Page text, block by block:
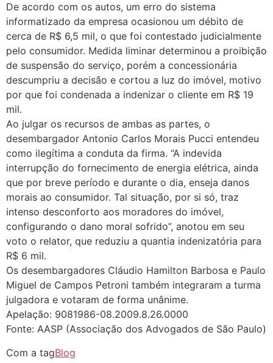
De acordo com os autos, um erro do sistema
informatizado da empresa ocasionou um débito de
cerca de R$ 6,5 mil, o que foi contestado judicialmente
pelo consumidor. Medida liminar determinou a proibição
de suspensão do serviço, porém a concessionária
descumpriu a decisão e cortou a luz do imóvel, motivo
por que foi condenada a indenizar o cliente em R$ 19
mil.
Ao julgar os recursos de ambas as partes, o
desembargador Antonio Carlos Morais Pucci entendeu
como ilegítima a conduta da firma. “A indevida
interrupção do fornecimento de energia elétrica, ainda
que por breve período e durante o dia, enseja danos
morais ao consumidor. Tal situação, por si só, traz
intenso desconforto aos moradores do imóvel,
configurando o dano moral sofrido”, anotou em seu
voto o relator, que reduziu a quantia indenizatória para
R$ 6 mil.
Os desembargadores Cláudio Hamilton Barbosa e Paulo
Miguel de Campos Petroni também integraram a turma
julgadora e votaram de forma unânime.
Apelação: 9081986-08.2009.8.26.0000
Fonte: AASP (Associação dos Advogados de São Paulo)
Com a tagBlog